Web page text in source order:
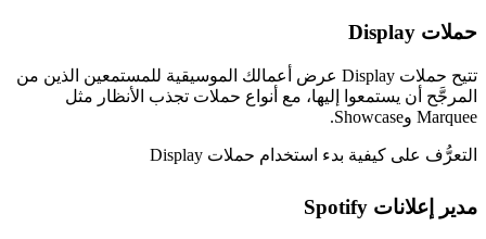
حملات Display
تتيح حملات Display عرض أعمالك الموسيقية للمستمعين الذين من
المرجَّح أن يستمعوا إليها، مع أنواع حملات تجذب الأنظار مثل
Marquee وShowcase.
التعرُّف على كيفية بدء استخدام حملات Display
مدير إعلانات Spotify